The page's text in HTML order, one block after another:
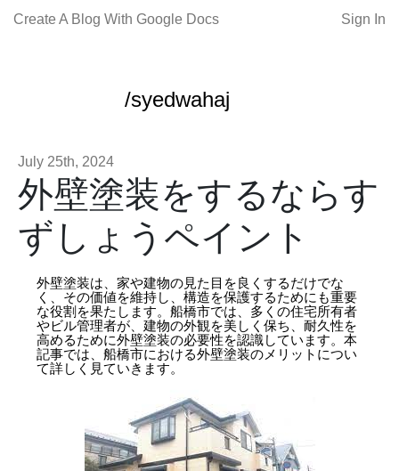
Create A Blog With Google Docs Sign In
/syedwahaj
July 25th, 2024
外壁塗装をするならす
ずしょうペイント
外壁塗装は、家や建物の見た目を良くするだけでな
く、その価値を維持し、構造を保護するためにも重要
な役割を果たします。船橋市では、多くの住宅所有者
やビル管理者が、建物の外観を美しく保ち、耐久性を
高めるために外壁塗装の必要性を認識しています。本
記事では、船橋市における外壁塗装のメリットについ
て詳しく見ていきます。